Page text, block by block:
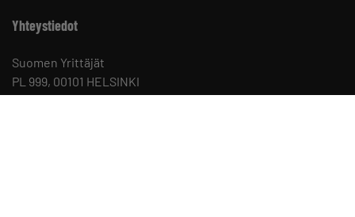
Yhteystiedot
Suomen Yrittäjät
PL 999, 00101 HELSINKI